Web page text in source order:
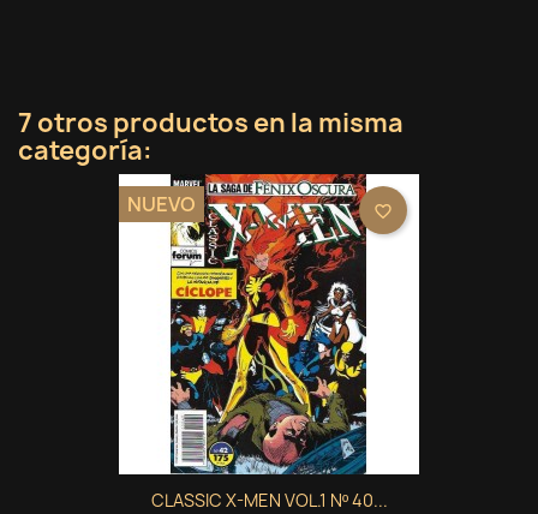
7 otros productos en la misma
categoría:
CLASSIC X-MEN VOL.1 Nº 40...
NUEVO favorite_border